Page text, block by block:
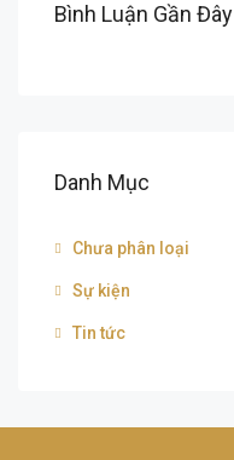
Bình Luận Gần Đây
Danh Mục
Chưa phân loại
Sự kiện
Tin tức